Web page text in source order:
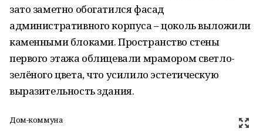
зато заметно обогатился фасад
административного корпуса – цоколь выложили
каменными блоками. Пространство стены
первого этажа облицевали мрамором светло-
зелёного цвета, что усилило эстетическую
выразительность здания.
Дом-коммуна